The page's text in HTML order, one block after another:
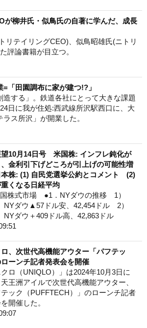
が柳井氏・似鳥氏の自著に学んだ、成長
リテイリングCEO)、似鳥昭雄氏(ニトリ
評論書籍が目立つ。
「田園調布に家が建つ!?」
造する」。鉄道各社にとって大きな課題
日に我が住処:西武線所沢駅西口に、大
ス所沢」が開業した。
10月14日号 米国株: インフレ鈍化が
、金利引下げどころが引上げの可能性増
株: (1) 自民党選挙公約とコメント (2)
重くなる日経平均
株式市場 ●1．NYダウの推移 1）
NYダウ▲57ドル安、42,454ドル 2）
NYダウ＋409ドル高、42,863ドル
、次世代高機能アウター「パフテッ
ーンチ記者発表会を開催
クロ（UNIQLO）」は2024年10月3日に
王洲アイルで次世代高機能アウター、
テック（PUFFTECH）」のローンチ記者
開催した。